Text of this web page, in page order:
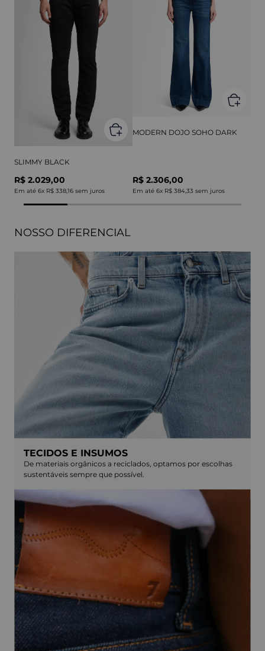
SLIMMY BLACK
R$ 2.029,00
Em até 6x R$ 338,16 sem juros
MODERN DOJO SOHO DARK
R$ 2.306,00
Em até 6x R$ 384,33 sem juros
NOSSO DIFERENCIAL
TECIDOS E INSUMOS
De materiais orgânicos a reciclados, optamos por escolhas
sustentáveis sempre que possível.